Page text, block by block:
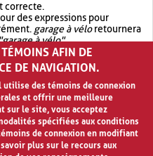
correcte.
des expressions pour
garage à véloretournera
à vélo".
avec OR.garage OR vélo
quegarage à vélo
AFIN DE
DE NAVIGATION.
utilise des témoins de connexion
et offrir une meilleure
sur le site, vous acceptez
spécifiées aux conditions
de connexion en modifiant
plus sur le recours aux